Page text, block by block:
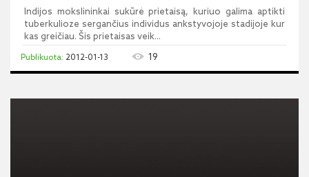
Indijos mokslininkai sukūrė prietaisą, kuriuo galima aptikti
tuberkulioze sergančius individus ankstyvojoje stadijoje kur
kas greičiau. Šis prietaisas veik...
2012-01-13 19